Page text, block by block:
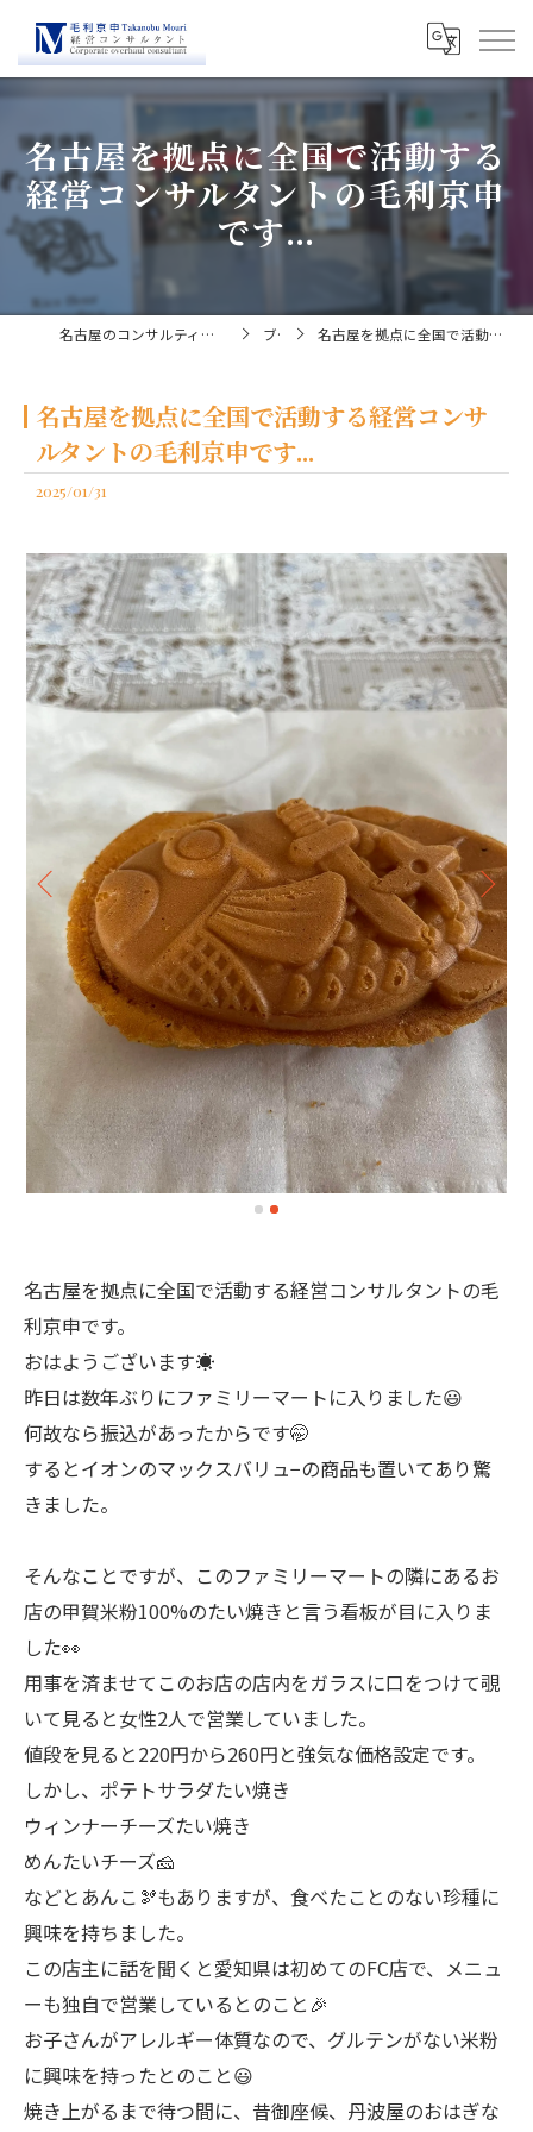
名古屋を拠点に全国で活動する
経営コンサルタントの毛利京申
です...
名古屋のコンサルティングなら経営コンサルタント毛利京申 ブログ 名古屋を拠点に全国で活動する経営コンサルタントの毛利京申です...
名古屋を拠点に全国で活動する経営コンサ
ルタントの毛利京申です...
2025/01/31
名古屋を拠点に全国で活動する経営コンサルタントの毛
利京申です。
おはようございます☀
昨日は数年ぶりにファミリーマートに入りました😃
何故なら振込があったからです🤭
するとイオンのマックスバリュ−の商品も置いてあり驚
きました。
そんなことですが、このファミリーマートの隣にあるお
店の甲賀米粉100%のたい焼きと言う看板が目に入りま
した👀
用事を済ませてこのお店の店内をガラスに口をつけて覗
いて見ると女性2人で営業していました。
値段を見ると220円から260円と強気な価格設定です。
しかし、ポテトサラダたい焼き
ウィンナーチーズたい焼き
めんたいチーズ🧀
などとあんこ🫘もありますが、食べたことのない珍種に
興味を持ちました。
この店主に話を聞くと愛知県は初めてのFC店で、メニュ
ーも独自で営業しているとのこと🎉
お子さんがアレルギー体質なので、グルテンがない米粉
に興味を持ったとのこと😃
焼き上がるまで待つ間に、昔御座候、丹波屋のおはぎな